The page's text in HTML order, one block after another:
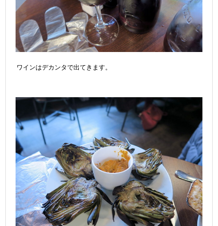
ワインはデカンタで出てきます。